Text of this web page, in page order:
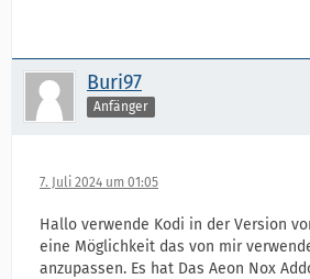
Buri97
Anfänger
7. Juli 2024 um 01:05
Hallo verwende Kodi in der Version
eine Möglichkeit das von mir
anzupassen. Es hat Das Aeon Nox